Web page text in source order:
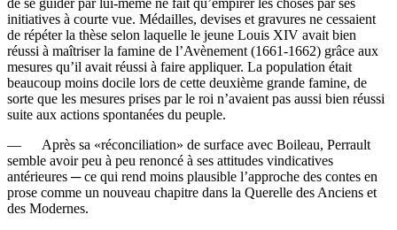
de se guider par lui-même ne fait qu’empirer les choses par ses
initiatives à courte vue. Médailles, devises et gravures ne cessaient
de répéter la thèse selon laquelle le jeune Louis XIV avait bien
réussi à maîtriser la famine de l’Avènement (1661-1662) grâce aux
mesures qu’il avait réussi à faire appliquer. La population était
beaucoup moins docile lors de cette deuxième grande famine, de
sorte que les mesures prises par le roi n’avaient pas aussi bien réussi
suite aux actions spontanées du peuple.
— Après sa «réconciliation» de surface avec Boileau, Perrault
semble avoir peu à peu renoncé à ses attitudes vindicatives
antérieures ─ ce qui rend moins plausible l’approche des contes en
prose comme un nouveau chapitre dans la Querelle des Anciens et
des Modernes.